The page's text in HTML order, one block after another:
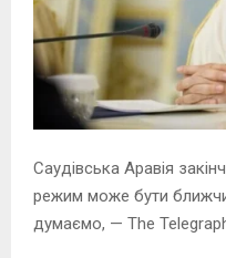
Саудівська Аравія
режим може бути
думаємо, — The